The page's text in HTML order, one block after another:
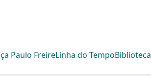
Paulo FreireLinha do TempoBiblioteca